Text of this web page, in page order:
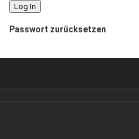
Passwort zurücksetzen